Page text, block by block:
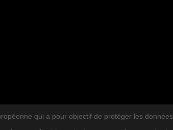
qui a pour objectif de protéger les